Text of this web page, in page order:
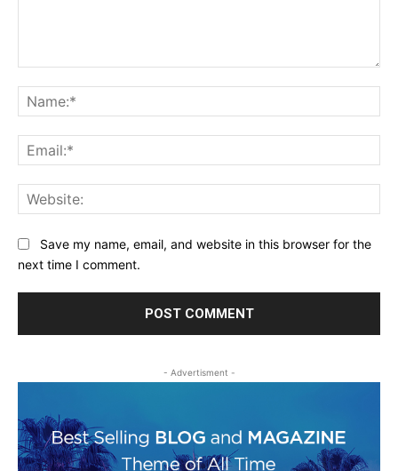
Save my name, email, and website in this browser for the
next time I comment.
- Advertisment -